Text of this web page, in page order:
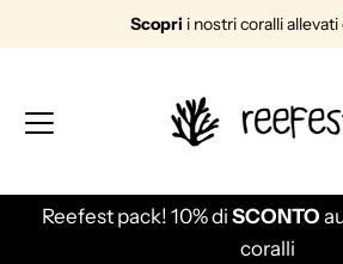
Vai direttamente ai contenuti
Scopri i nostri coralli allevati
Reefest pack! 10% di SCONTO
coralli